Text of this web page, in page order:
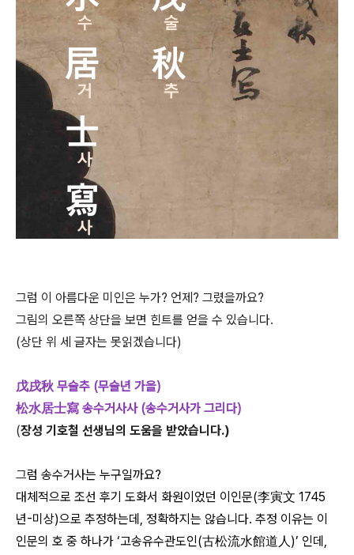
그럼 이 아름다운 미인은 누가? 언제? 그렸을까요?
그림의 오른쪽 상단을 보면 힌트를 얻을 수 있습니다.
(상단 위 세 글자는 못읽겠습니다)
戊戌秋 무술추 (무술년 가을)
松水居士寫 송수거사사 (송수거사가 그리다)
(장성 기호철 선생님의 도움을 받았습니다.)
그럼 송수거사는 누구일까요?
대체적으로 조선 후기 도화서 화원이었던 이인문(李寅文 1745
년-미상)으로 추정하는데, 정확하지는 않습니다. 추정 이유는 이
인문의 호 중 하나가 ‘고송유수관도인(古松流水館道人)’ 인데,